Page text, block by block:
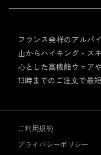
フランス発祥のアルパ
山からハイキング・ス
心とした高機能ウェア
13時までのご注文で最
ご利用規約
プライバシーポリシー